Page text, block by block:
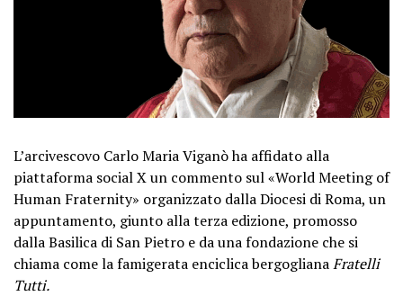
L’arcivescovo Carlo Maria Viganò ha affidato alla
piattaforma social X un commento sul «World Meeting of
Human Fraternity» organizzato dalla Diocesi di Roma, un
appuntamento, giunto alla terza edizione, promosso
dalla Basilica di San Pietro e da una fondazione che si
chiama come la famigerata enciclica bergoglianaFratelli
Tutti.